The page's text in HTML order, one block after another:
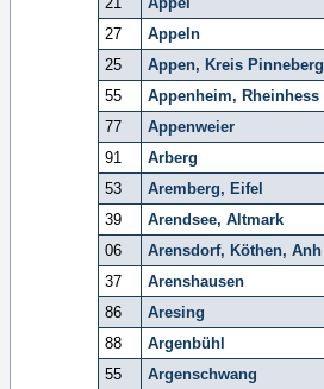
27
Appeln
25
Appen, Kreis Pinneberg
55
Appenheim, Rheinhess
77
Appenweier
91
Arberg
53
Aremberg, Eifel
39
Arendsee, Altmark
06
Arensdorf, Köthen, Anh
37
Arenshausen
86
Aresing
88
Argenbühl
55
Argenschwang